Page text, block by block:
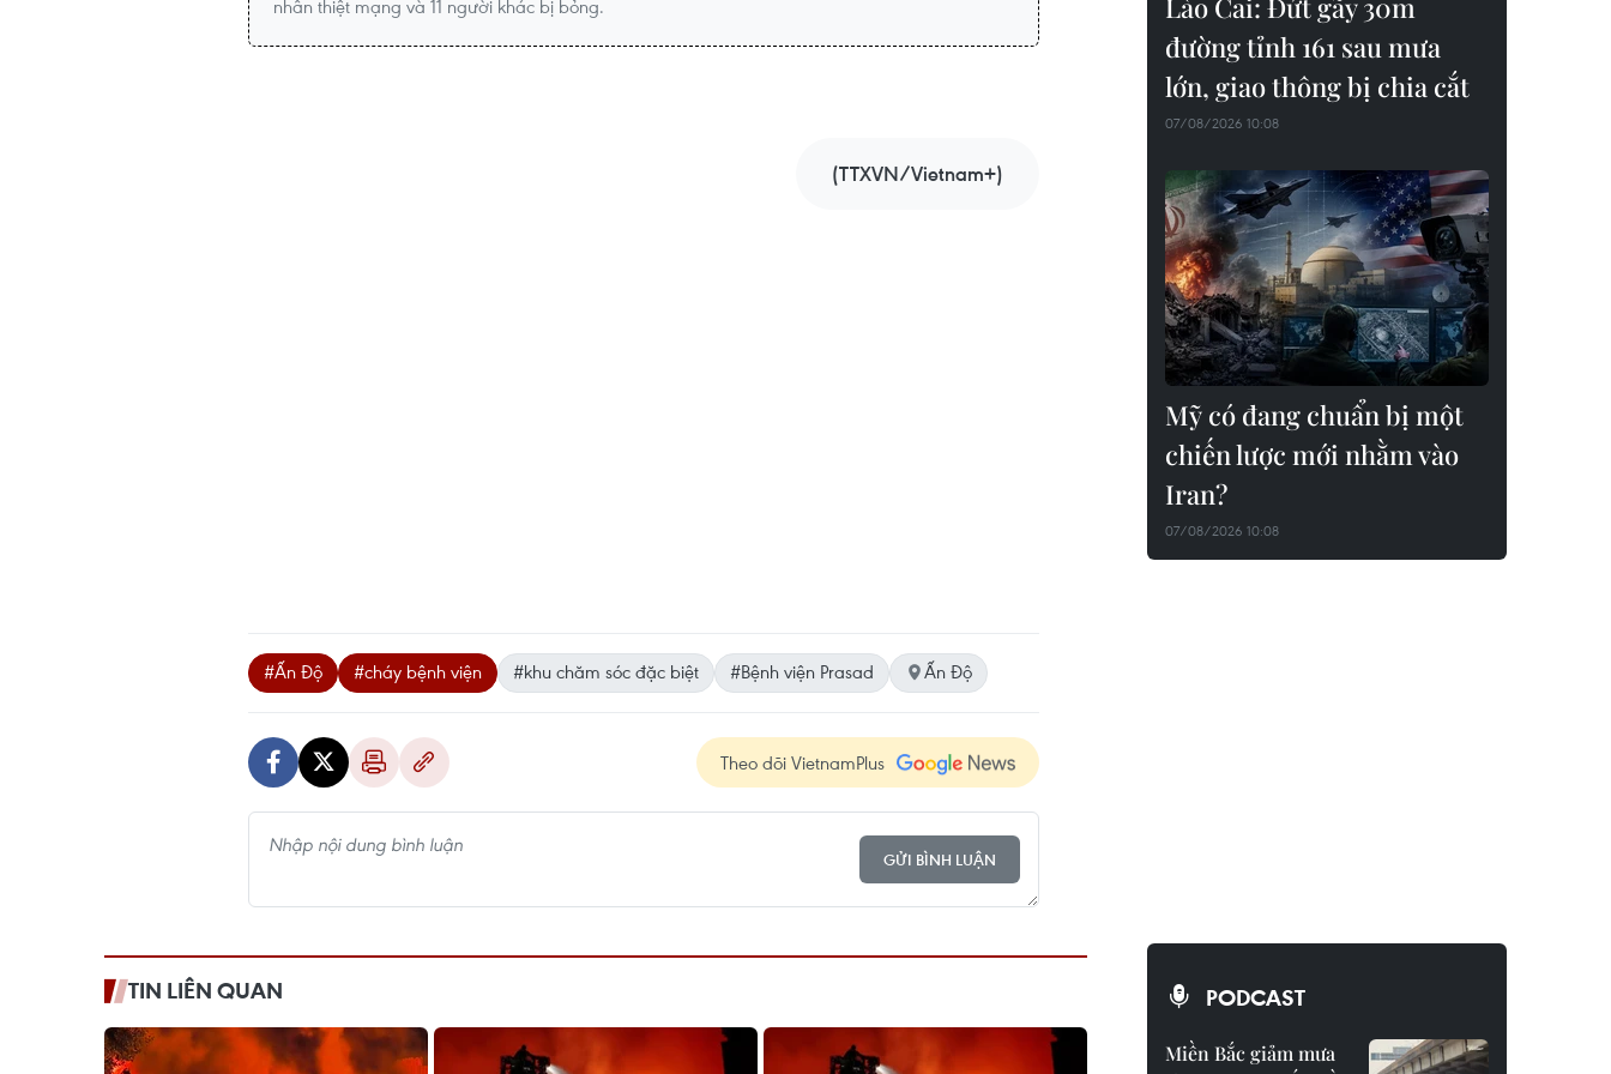
nhân thiệt mạng và 11 người khác bị bỏng.
(TTXVN/Vietnam+)
#Ấn Độ #cháy bệnh viện #khu chăm sóc đặc biệt #Bệnh viện Prasad Ấn Độ
Theo dõi VietnamPlus
GỬI BÌNH LUẬN
TIN LIÊN QUAN
Lào Cai: Đứt gãy 30m
đường tỉnh 161 sau mưa
lớn, giao thông bị chia cắt
07/08/2026 10:08
Mỹ có đang chuẩn bị một
chiến lược mới nhằm vào
Iran?
07/08/2026 10:08
PODCAST
Miền Bắc giảm mưa